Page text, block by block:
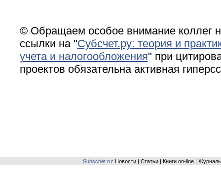
© Обращаем особое внимание коллег
ссылки на "Субсчет.ру: теория и
учета и налогообложения" при
проектов обязательна активная
Subschet.ru: Новости Статьи Книги on-line